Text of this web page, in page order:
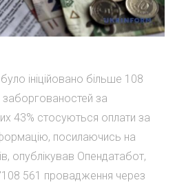
ініційовано більше 108
за
43% стосуються оплати за
посилаючись на
опублікував Опендатабот,
561 провадження через